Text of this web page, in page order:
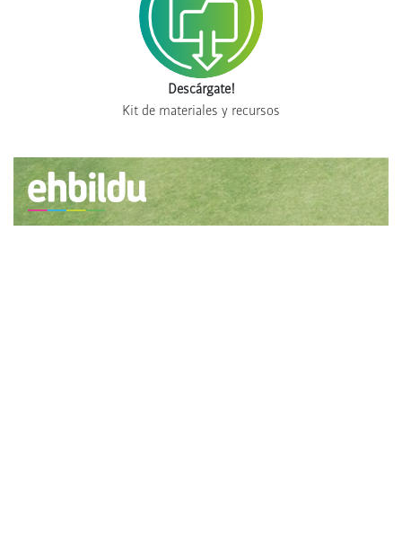
Descárgate!
Kit de materiales y recursos